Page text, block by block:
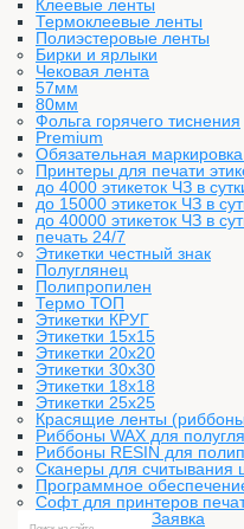
Клеевые ленты
Термоклеевые ленты
Полиэстеровые ленты
Бирки и ярлыки
Чековая лента
57мм
80мм
Фольга горячего тиснения
Premium
Обязательная
Принтеры для печати
до 4000 этикеток ЧЗ в
до 15000 этикеток ЧЗ в
до 40000 этикеток ЧЗ в
печать 24/7
Этикетки честный знак
Полуглянец
Полипропилен
Термо ТОП
Этикетки КРУГ
Этикетки 15х15
Этикетки 20х20
Этикетки 30х30
Этикетки 18х18
Этикетки 25х25
Красящие ленты
Риббоны WAX для
Риббоны RESIN для
Сканеры для считывания
Программное
Софт для принтеров
Заявка